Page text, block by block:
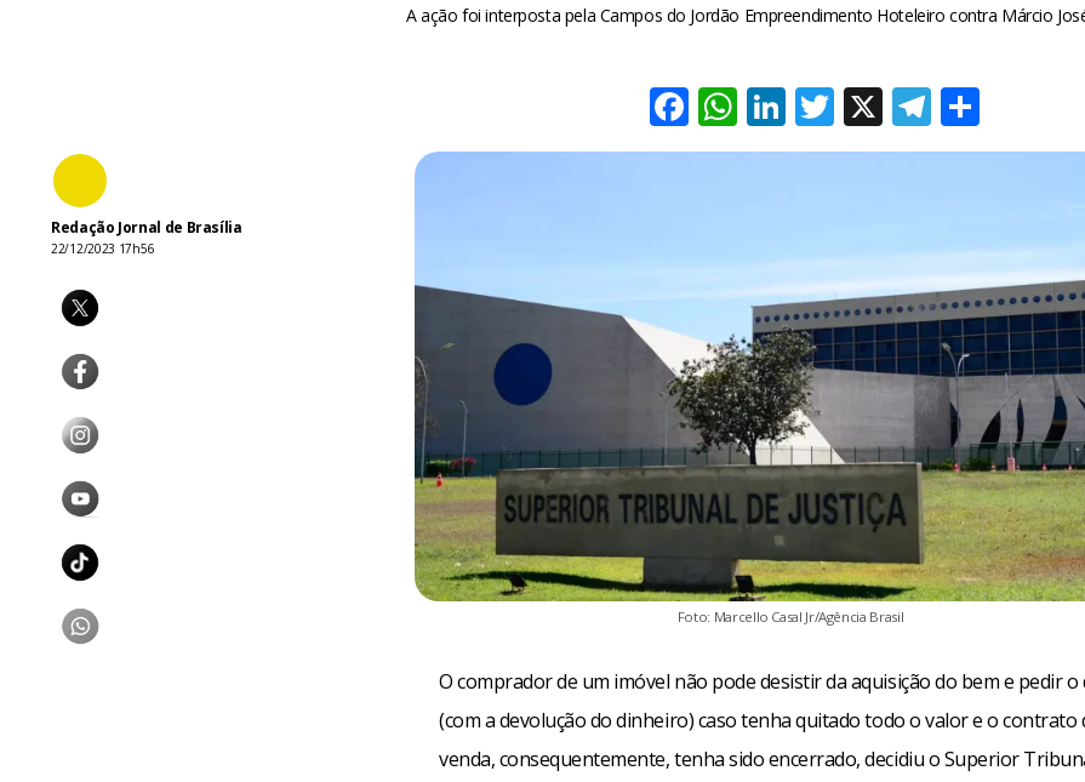
A ação foi interposta pela Campos do Jordão Empreendimento Hoteleiro contra Márcio
Facebook
WhatsApp
LinkedIn
Twitter
X Telegram
Redação Jornal de Brasília
22/12/2023 17h56
Foto: Marcello Casal Jr/Agência Brasil
O comprador de um imóvel não pode desistir da aquisição do bem e pedir
(com a devolução do dinheiro) caso tenha quitado todo o valor e o contrato
venda, consequentemente, tenha sido encerrado, decidiu o Superior